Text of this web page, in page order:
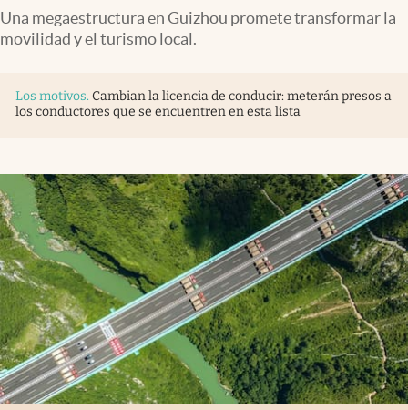
Una megaestructura en Guizhou promete transformar la
movilidad y el turismo local.
Los motivos. Cambian la licencia de conducir: meterán presos a
los conductores que se encuentren en esta lista